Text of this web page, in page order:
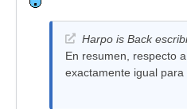
Entonces, todos los
0 dBfs hacia abajo. La
utilices lo que
mas pequeño que se
Harpo is Back
En resumen, respecto
exactamente igual para